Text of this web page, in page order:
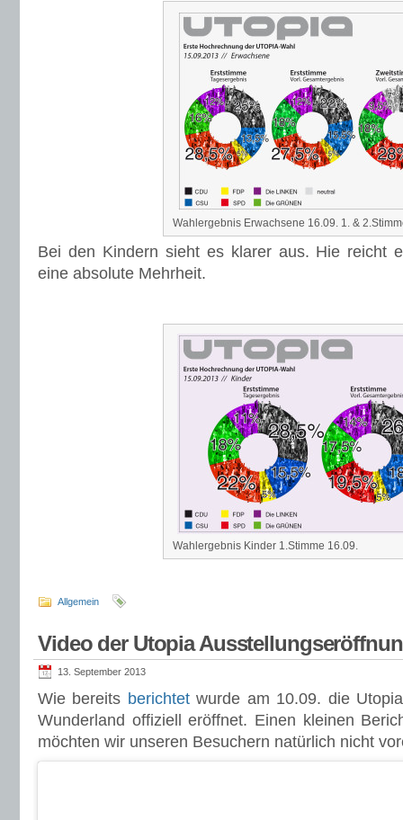
Wahlergebnis Erwachsene 16.09. 1. &
Bei den Kindern sieht es klarer aus. Hie reicht
eine absolute Mehrheit.
Wahlergebnis Kinder 1.Stimme 16.09.
Allgemein
Video der Utopia
13. September 2013
Wie bereits berichtetwurde am 10.09. die
Wunderland offiziell eröffnet. Einen kleinen
möchten wir unseren Besuchern natürlich nicht